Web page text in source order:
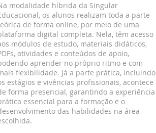
modalidade híbrida da Singular
os alunos realizam toda a parte
de forma online, por meio de uma
digital completa. Nela, têm acesso
módulos de estudo, materiais didáticos,
atividades e conteúdos de apoio,
aprender no próprio ritmo e com
flexibilidade. Já a parte prática, incluindo
estágios e vivências profissionais, acontece
forma presencial, garantindo a experiência
essencial para a formação e o
das habilidades na área